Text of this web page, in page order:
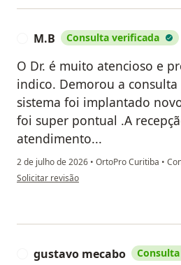
M.B Consulta verificada
O Dr. é muito atencioso e
indico. Demorou a
sistema foi implantado
foi super pontual .A
atendimento...
2 de julho de 2026 • OrtoPro Curitiba •
na opinião do utilizador M.B
Solicitar revisão
gustavo mecabo